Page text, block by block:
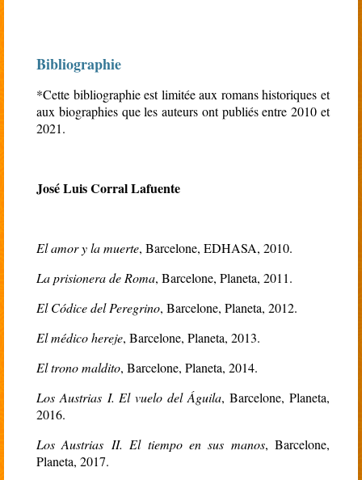
Bibliographie
*Cette bibliographie est limitée aux romans historiques et
aux biographies que les auteurs ont publiés entre 2010 et
2021.
José Luis Corral Lafuente
El amor y la muerte, Barcelone, EDHASA, 2010.
La prisionera de Roma, Barcelone, Planeta, 2011.
El Códice del Peregrino, Barcelone, Planeta, 2012.
El médico hereje, Barcelone, Planeta, 2013.
El trono maldito, Barcelone, Planeta, 2014.
Los Austrias I. El vuelo del Águila, Barcelone, Planeta,
2016.
Los Austrias II. El tiempo en sus manos, Barcelone,
Planeta, 2017.